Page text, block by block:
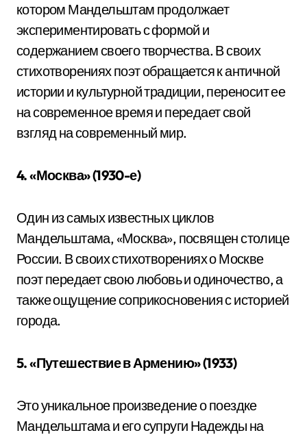
котором Мандельштам продолжает
экспериментировать с формой и
содержанием своего творчества. В своих
стихотворениях поэт обращается к античной
истории и культурной традиции, переносит ее
на современное время и передает свой
взгляд на современный мир.
4. «Москва» (1930-е)
Один из самых известных циклов
Мандельштама, «Москва», посвящен столице
России. В своих стихотворениях о Москве
поэт передает свою любовь и одиночество, а
также ощущение соприкосновения с историей
города.
5. «Путешествие в Армению» (1933)
Это уникальное произведение о поездке
Мандельштама и его супруги Надежды на